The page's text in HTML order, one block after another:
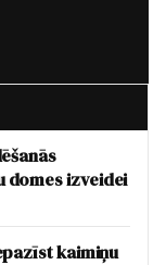
domes izveidei
kaimiņu